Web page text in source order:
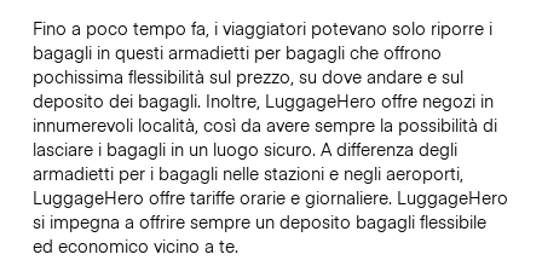
Fino a poco tempo fa, i viaggiatori potevano solo riporre i
bagagli in questi armadietti per bagagli che offrono
pochissima flessibilità sul prezzo, su dove andare e sul
deposito dei bagagli. Inoltre, LuggageHero offre negozi in
innumerevoli località, così da avere sempre la possibilità di
lasciare i bagagli in un luogo sicuro. A differenza degli
armadietti per i bagagli nelle stazioni e negli aeroporti,
LuggageHero offre tariffe orarie e giornaliere. LuggageHero
si impegna a offrire sempre un deposito bagagli flessibile
ed economico vicino a te.